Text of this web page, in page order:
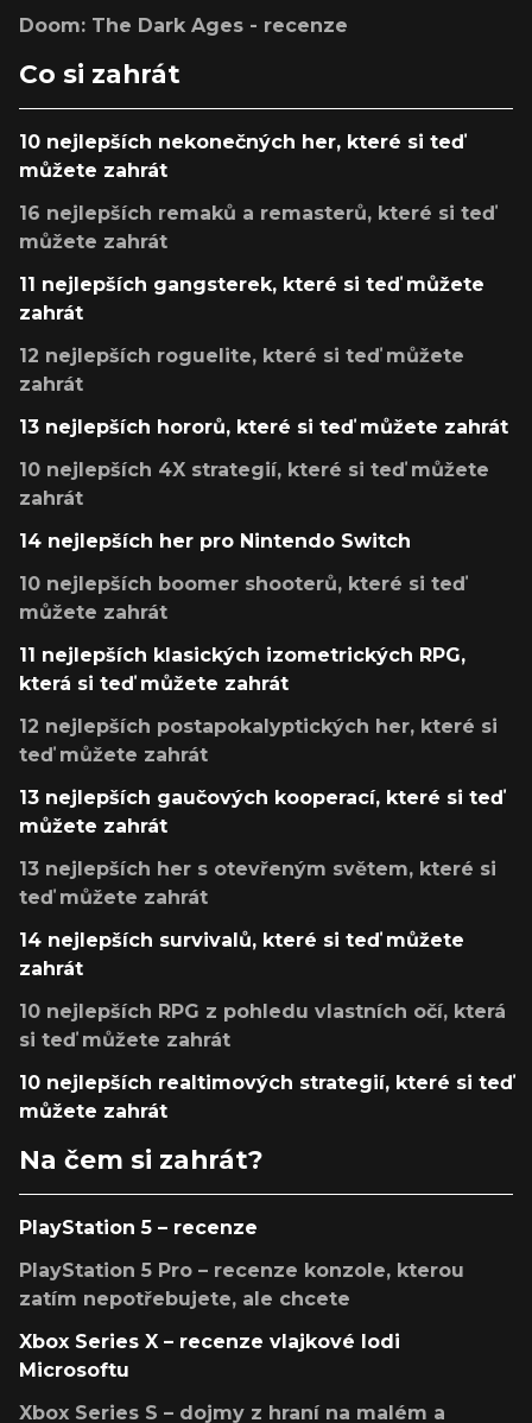
Doom: The Dark Ages - recenze
Co si zahrát
10 nejlepších nekonečných her, které si teď
můžete zahrát
16 nejlepších remaků a remasterů, které si teď
můžete zahrát
11 nejlepších gangsterek, které si teď můžete
zahrát
12 nejlepších roguelite, které si teď můžete
zahrát
13 nejlepších hororů, které si teď můžete zahrát
10 nejlepších 4X strategií, které si teď můžete
zahrát
14 nejlepších her pro Nintendo Switch
10 nejlepších boomer shooterů, které si teď
můžete zahrát
11 nejlepších klasických izometrických RPG,
která si teď můžete zahrát
12 nejlepších postapokalyptických her, které si
teď můžete zahrát
13 nejlepších gaučových kooperací, které si teď
můžete zahrát
13 nejlepších her s otevřeným světem, které si
teď můžete zahrát
14 nejlepších survivalů, které si teď můžete
zahrát
10 nejlepších RPG z pohledu vlastních očí, která
si teď můžete zahrát
10 nejlepších realtimových strategií, které si teď
můžete zahrát
Na čem si zahrát?
PlayStation 5 – recenze
PlayStation 5 Pro – recenze konzole, kterou
zatím nepotřebujete, ale chcete
Xbox Series X – recenze vlajkové lodi
Microsoftu
Xbox Series S – dojmy z hraní na malém a